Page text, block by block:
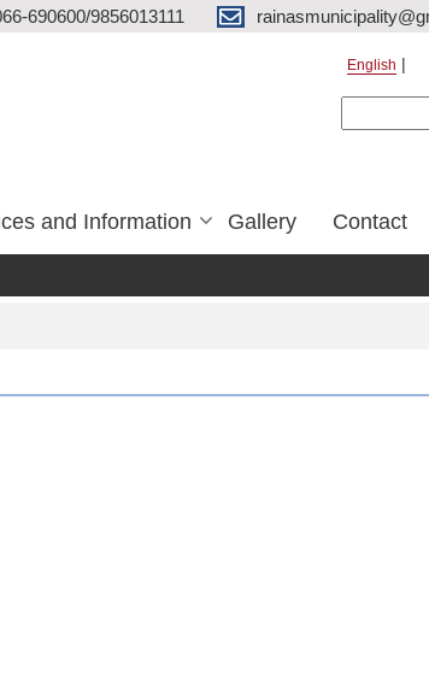
690600/9856013111
English
and Information Gallery Contact